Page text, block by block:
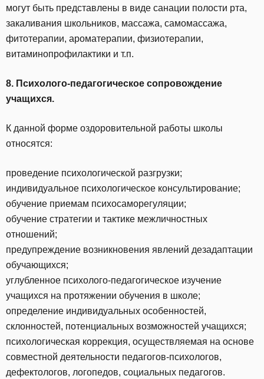
могут быть представлены в виде санации полости рта,
закаливания школьников, массажа, самомассажа,
фитотерапии, ароматерапии, физиотерапии,
витаминопрофилактики и т.п.
8. Психолого-педагогическое сопровождение
учащихся.
К данной форме оздоровительной работы школы
относятся:
проведение психологической разгрузки;
индивидуальное психологическое консультирование;
обучение приемам психосаморегуляции;
обучение стратегии и тактике межличностных
отношений;
предупреждение возникновения явлений дезадаптации
обучающихся;
углубленное психолого-педагогическое изучение
учащихся на протяжении обучения в школе;
определение индивидуальных особенностей,
склонностей, потенциальных возможностей учащихся;
психологическая коррекция, осуществляемая на основе
совместной деятельности педагогов-психологов,
дефектологов, логопедов, социальных педагогов.